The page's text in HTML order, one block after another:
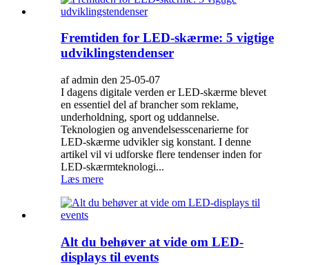
Fremtiden for LED-skærme: 5 vigtige
udviklingstendenser
af admin den 25-05-07
I dagens digitale verden er LED-skærme blevet
en essentiel del af brancher som reklame,
underholdning, sport og uddannelse.
Teknologien og anvendelsesscenarierne for
LED-skærme udvikler sig konstant. I denne
artikel vil vi udforske flere tendenser inden for
LED-skærmteknologi...
Læs mere
Alt du behøver at vide om LED-
displays til events